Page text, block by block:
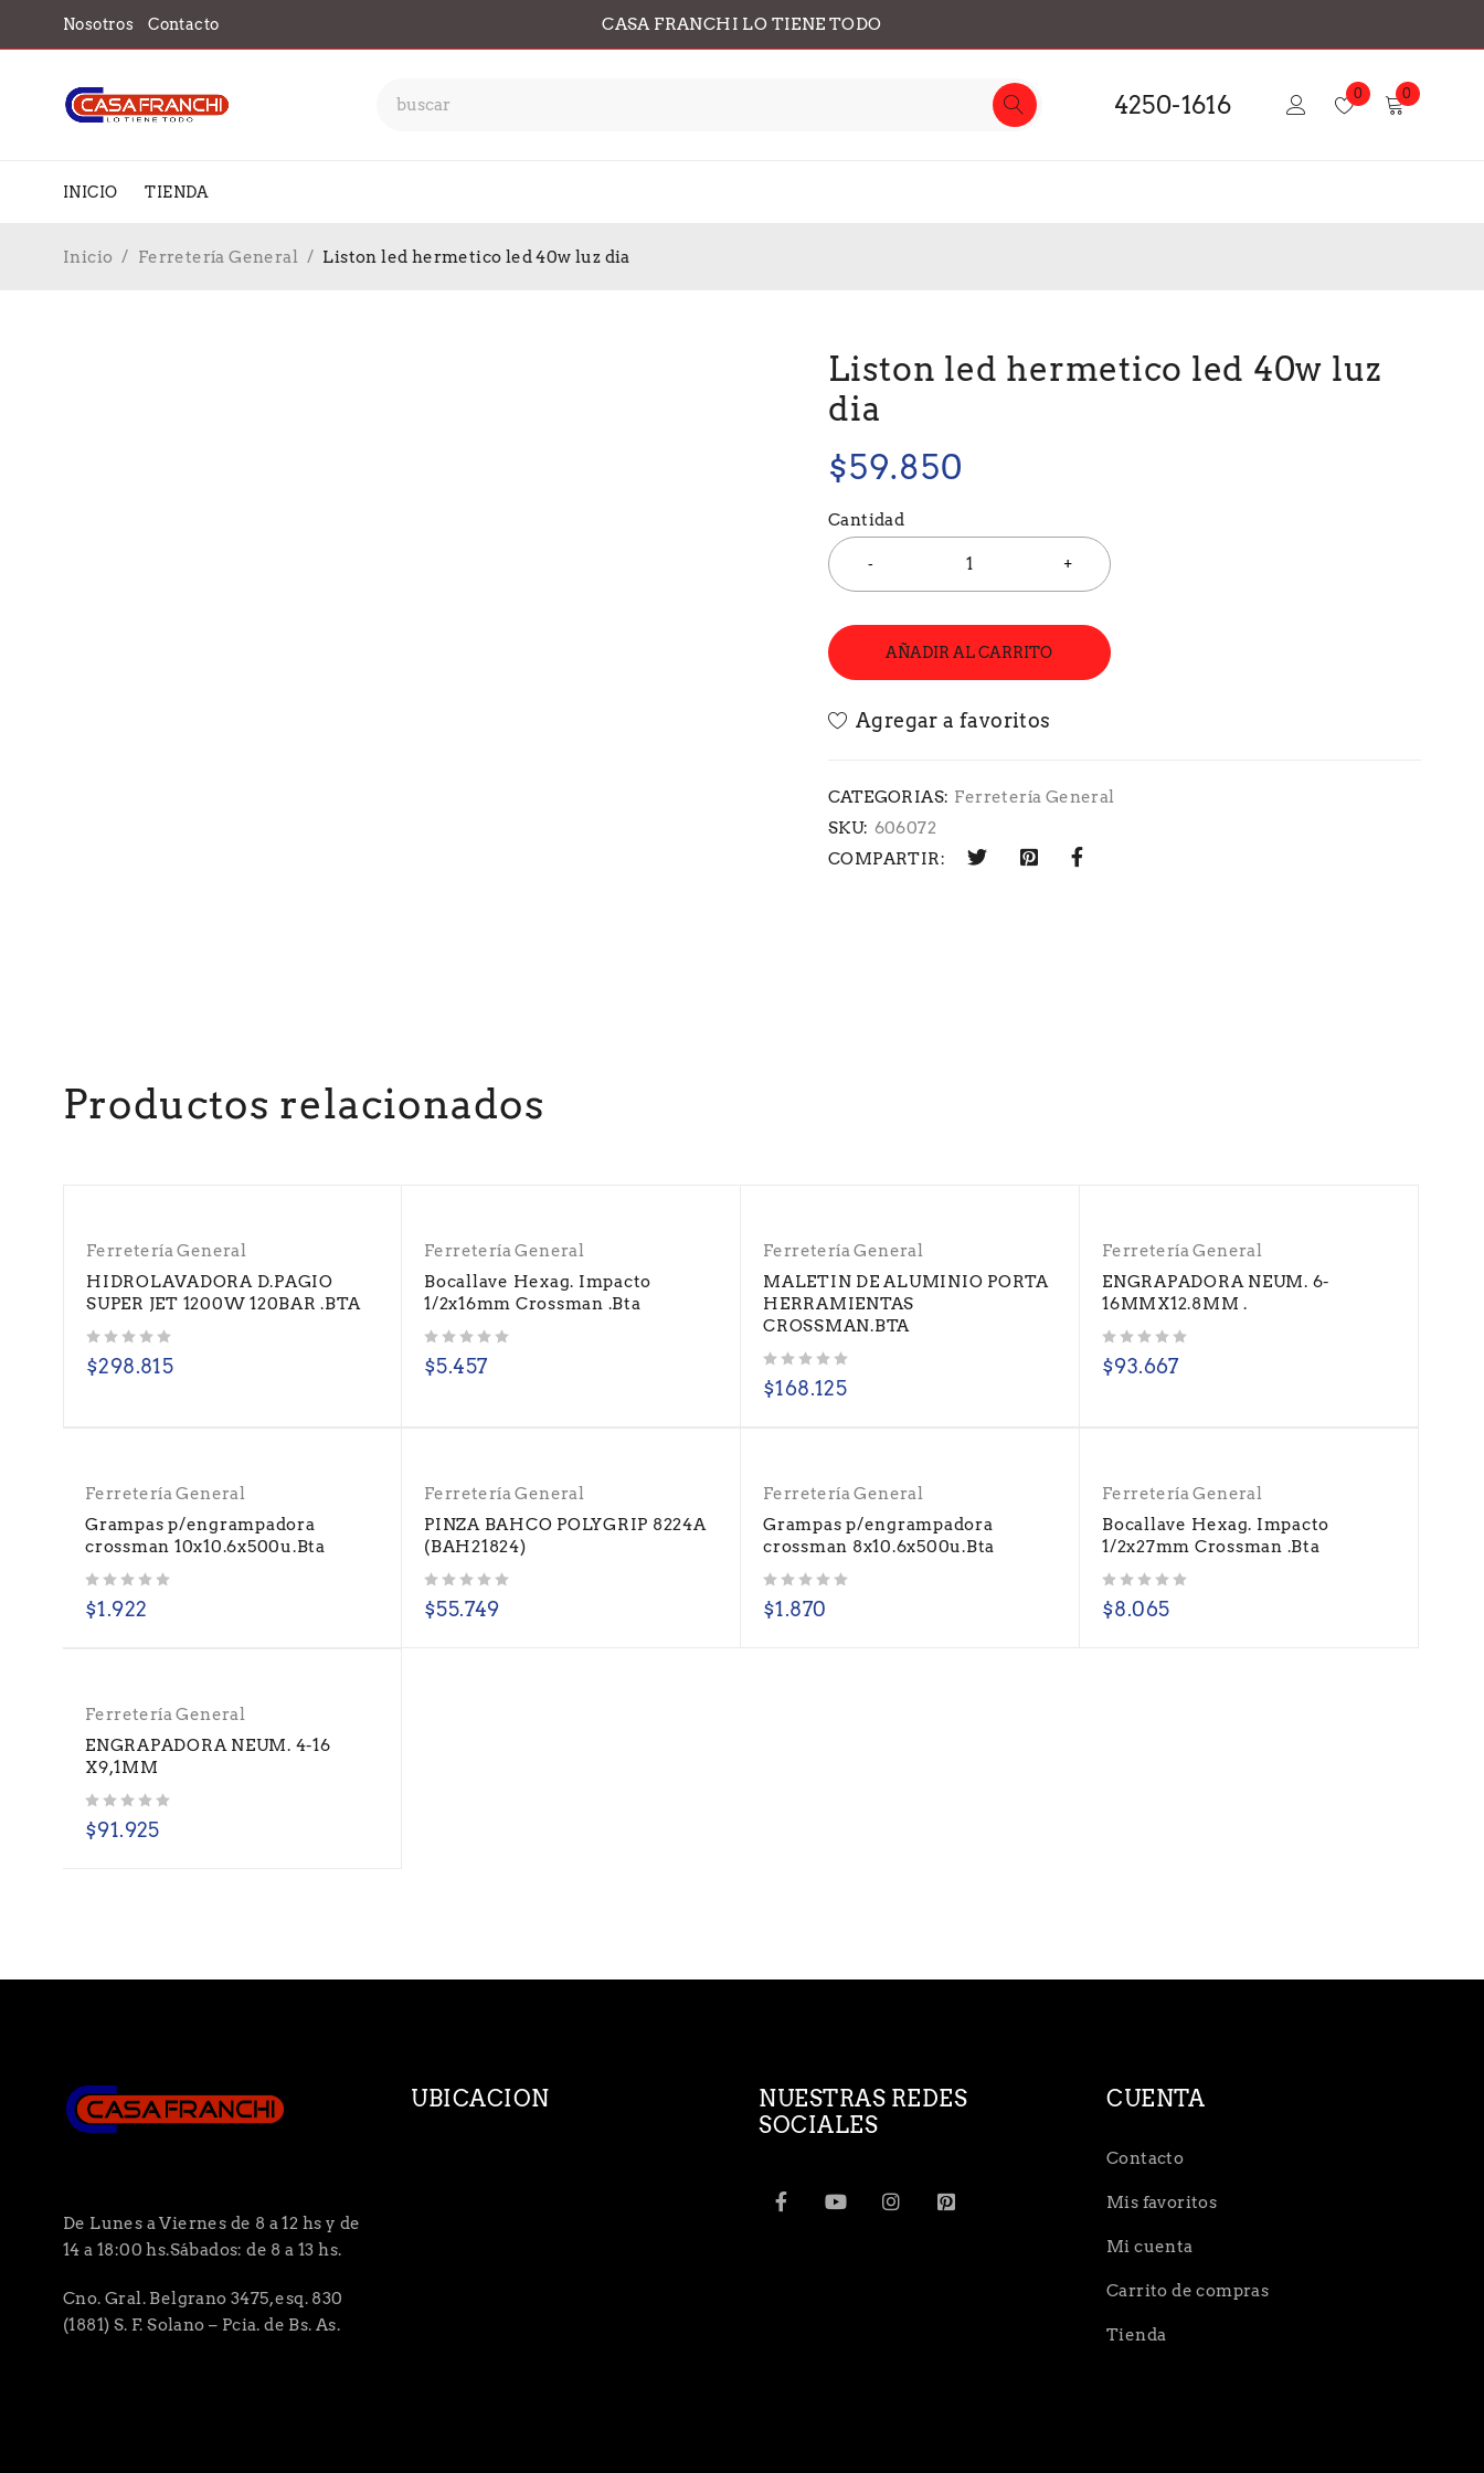
Nosotros Contacto CASA FRANCHI LO TIENE TODO
4250-1616 0 0
INICIO TIENDA
Inicio / Ferretería General / Liston led hermetico led 40w luz dia
Liston led hermetico led 40w luz
dia
$59.850
Cantidad
AÑADIR AL CARRITO
CATEGORIAS: Ferretería General
SKU: 606072
COMPARTIR:
Productos relacionados
Ferretería General
HIDROLAVADORA D.PAGIO
SUPER JET 1200W 120BAR .BTA
$298.815
Ferretería General
Bocallave Hexag. Impacto
1/2x16mm Crossman .Bta
$5.457
Ferretería General
MALETIN DE ALUMINIO PORTA
HERRAMIENTAS
CROSSMAN.BTA
$168.125
Ferretería General
ENGRAPADORA NEUM. 6-
16MMX12.8MM .
$93.667
Ferretería General
Grampas p/engrampadora
crossman 10x10.6x500u.Bta
$1.922
Ferretería General
PINZA BAHCO POLYGRIP 8224A
(BAH21824)
$55.749
Ferretería General
Grampas p/engrampadora
crossman 8x10.6x500u.Bta
$1.870
Ferretería General
Bocallave Hexag. Impacto
1/2x27mm Crossman .Bta
$8.065
Ferretería General
ENGRAPADORA NEUM. 4-16
X9,1MM
$91.925
De Lunes a Viernes de 8 a 12 hs y de
14 a 18:00 hs.Sábados: de 8 a 13 hs.
Cno. Gral. Belgrano 3475, esq. 830
(1881) S. F. Solano – Pcia. de Bs. As.
UBICACION
NUESTRAS REDES
SOCIALES
CUENTA
Contacto
Mis favoritos
Mi cuenta
Carrito de compras
Tienda